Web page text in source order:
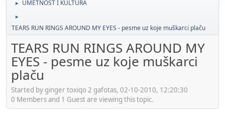
► UMETNOST I KULTURA
►
TEARS RUN RINGS AROUND MY EYES - pesme uz koje muškarci plaču
TEARS RUN RINGS AROUND MY
EYES - pesme uz koje muškarci
plaču
Started by ginger toxiqo 2 gafotas, 02-10-2010, 12:20:30
0 Members and 1 Guest are viewing this topic.